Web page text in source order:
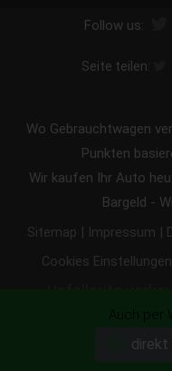
Follow us:
Seite teilen:
Wo Gebrauchtwagen
Punkten
Wir kaufen Ihr Auto
Bargeld -
Sitemap | Impressum |
Cookies Einstellungen
verkaufen
Auch per
direkt